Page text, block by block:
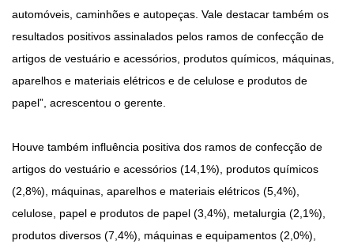
automóveis, caminhões e autopeças. Vale destacar também os
resultados positivos assinalados pelos ramos de confecção de
artigos de vestuário e acessórios, produtos químicos, máquinas,
aparelhos e materiais elétricos e de celulose e produtos de
papel”, acrescentou o gerente.
Houve também influência positiva dos ramos de confecção de
artigos do vestuário e acessórios (14,1%), produtos químicos
(2,8%), máquinas, aparelhos e materiais elétricos (5,4%),
celulose, papel e produtos de papel (3,4%), metalurgia (2,1%),
produtos diversos (7,4%), máquinas e equipamentos (2,0%),